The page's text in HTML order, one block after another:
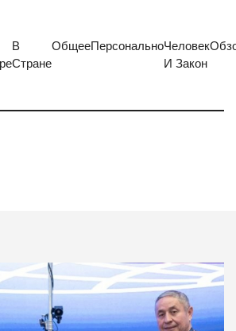
В
Стране
ОбщееПерсональноЧеловек
И Закон